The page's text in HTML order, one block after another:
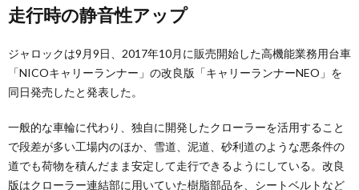
走行時の静音性アップ
ジャロックは9月9日、2017年10月に販売開始した高機能業務用台車
「NICOキャリーランナー」の改良版「キャリーランナーNEO」を
同日発売したと発表した。
一般的な車輪に代わり、独自に開発したクローラーを活用すること
で段差が多い工場内のほか、雪道、泥道、砂利道のような悪条件の
道でも荷物を積んだまま安定して走行できるようにしている。改良
版はクローラー連結部に用いていた樹脂部品を、シートベルトなど